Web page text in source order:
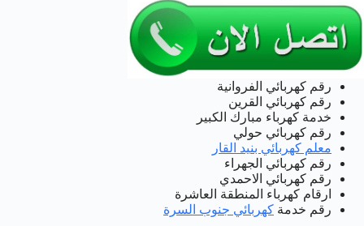
رقم كهربائي الفروانية
رقم كهربائي القرين
خدمة كهرباء مبارك الكبير
رقم كهربائي حولي
معلم كهربائي بنيد القار
رقم كهربائي الجهراء
رقم كهربائي الاحمدي
ارقام كهرباء المنطقة العاشرة
رقم خدمة كهربائي جنوب السرة